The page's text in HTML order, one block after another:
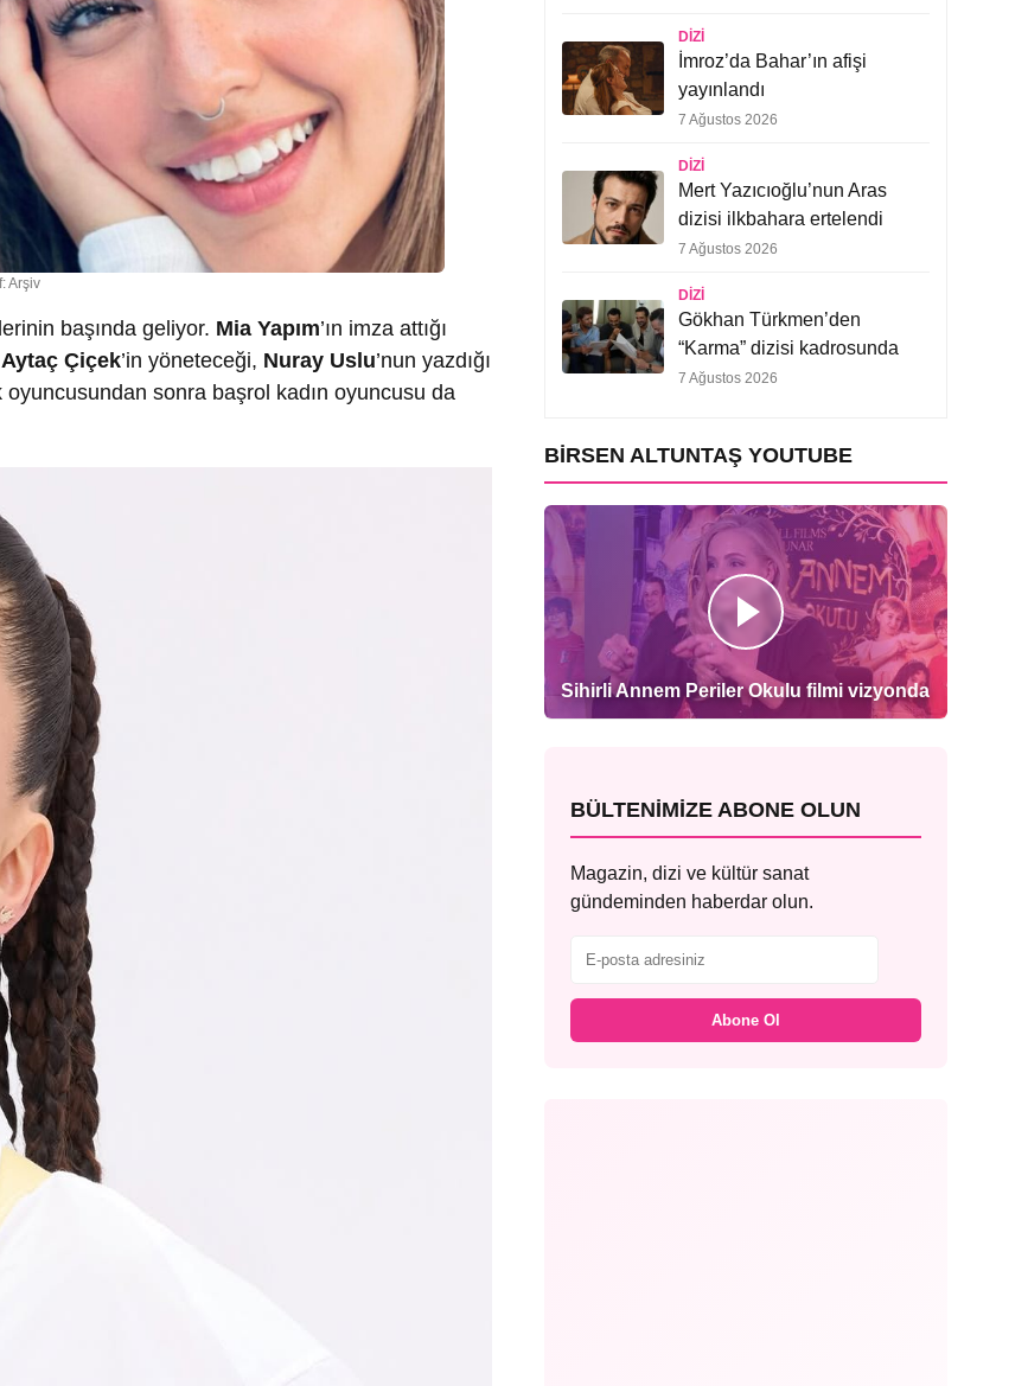
Arşiv
başında geliyor. Mia Yapım’ın imza attığı
Aytaç Çiçek’in yöneteceği, Nuray Uslu’nun yazdığı
sonra başrol kadın oyuncusu da
DIZI
İmroz’da Bahar’ın afişi
yayınlandı
7 Ağustos 2026
DIZI
Mert Yazıcıoğlu’nun Aras
dizisi ilkbahara ertelendi
7 Ağustos 2026
DIZI
Gökhan Türkmen’den
“Karma” dizisi kadrosunda
7 Ağustos 2026
BIRSEN ALTUNTAŞ YOUTUBE
Sihirli Annem Periler Okulu filmi vizyonda
BÜLTENIMIZE ABONE OLUN
Magazin, dizi ve kültür sanat
gündeminden haberdar olun.
Abone Ol